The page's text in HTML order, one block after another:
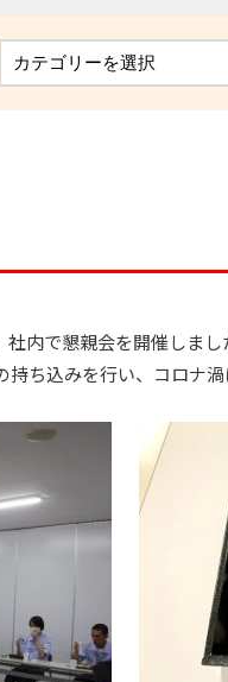
内で懇親会を開催しまし
ち込みを行い、コロナ